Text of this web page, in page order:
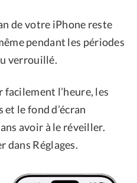
de votre iPhone reste
pendant les périodes
verrouillé.
l’heure, les
le fond d’écran
avoir à le réveiller.
dans Réglages.